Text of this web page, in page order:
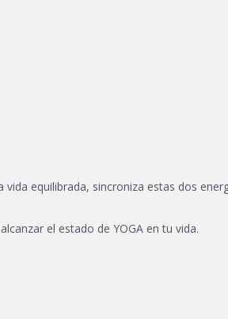
equilibrada, sincroniza estas dos
el estado de YOGA en tu vida.